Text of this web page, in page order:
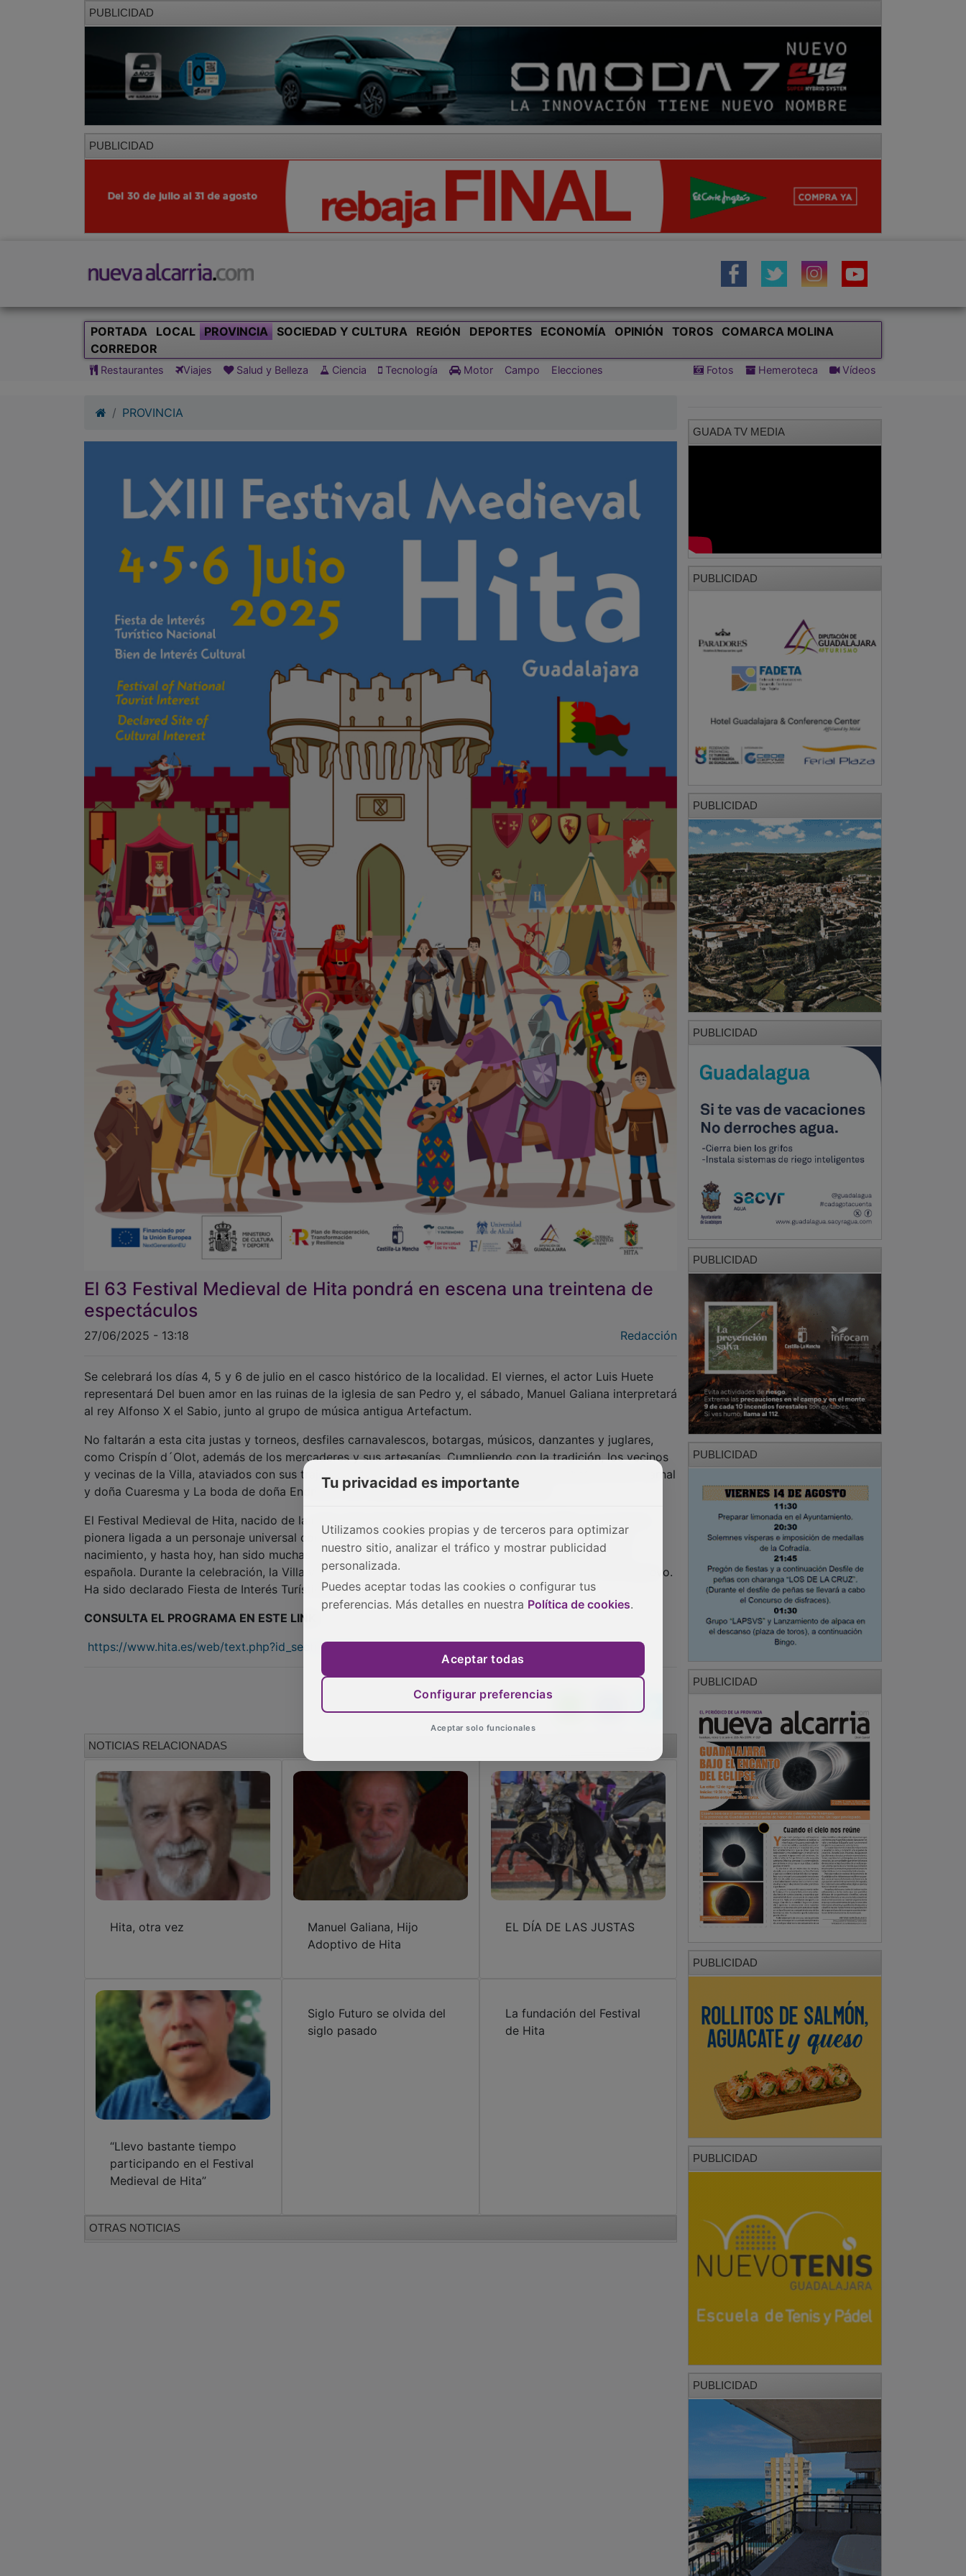
PUBLICIDAD
PUBLICIDAD
PORTADA LOCAL PROVINCIA SOCIEDAD Y CULTURA REGIÓN DEPORTES ECONOMÍA OPINIÓN TOROS
COMARCA MOLINA
CORREDOR
Restaurantes Viajes Salud y Belleza Ciencia Tecnología Motor Campo Elecciones Fotos Hemeroteca Vídeos
PROVINCIA
El 63 Festival Medieval de Hita pondrá en escena una treintena de
espectáculos
27/06/2025 - 13:18 Redacción
Se celebrará los días 4, 5 y 6 de julio en el casco histórico de la localidad. El viernes, el actor Luis Huete
representará Del buen amor en las ruinas de la iglesia de san Pedro y, el sábado, Manuel Galiana interpretará
al rey Alfonso X el Sabio, junto al grupo de música antigua Artefactum.
No faltarán a esta cita justas y torneos, desfiles carnavalescos, botargas, músicos, danzantes y juglares,
como Crispín d´Olot, además de los mercaderes y sus artesanías. Cumpliendo con la tradición, los vecinos
y vecinas de la Villa, ataviados con sus trajes de época, representarán el tradicional Combate de don Carnal
y doña Cuaresma y La boda de doña Endrina y don Melón, en homenaje al Arcipreste.
El Festival Medieval de Hita, nacido de la mano del profesor Manuel Criado de Val en 1961, es una fiesta
pionera ligada a un personaje universal como es Juan Ruiz, Arcipreste de Hita, y a su obra. Desde su
nacimiento, y hasta hoy, han sido muchas las iniciativas similares surgidas a lo largo de la geografía
española. Durante la celebración, la Villa viaja en el tiempo para disfrutar de todo el esplendor del Medievo.
Ha sido declarado Fiesta de Interés Turístico Nacional y Bien de Interés Cultural.
CONSULTA EL PROGRAMA EN ESTE LINK:
https://www.hita.es/web/text.php?id_section=311
NOTICIAS RELACIONADAS
Hita, otra vez
Manuel Galiana, Hijo
Adoptivo de Hita
EL DÍA DE LAS JUSTAS
“Llevo bastante tiempo
participando en el Festival
Medieval de Hita”
Siglo Futuro se olvida del
siglo pasado
La fundación del Festival
de Hita
OTRAS NOTICIAS
GUADA TV MEDIA
PUBLICIDAD
PUBLICIDAD
PUBLICIDAD
PUBLICIDAD
PUBLICIDAD
PUBLICIDAD
PUBLICIDAD
PUBLICIDAD
PUBLICIDAD
Tu privacidad es importante
Utilizamos cookies propias y de terceros para optimizar
nuestro sitio, analizar el tráfico y mostrar publicidad
personalizada.
Puedes aceptar todas las cookies o configurar tus
preferencias. Más detalles en nuestra Política de cookies.
Aceptar todas
Configurar preferencias
Aceptar solo funcionales